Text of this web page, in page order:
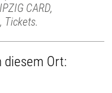
CARD,
Tickets.
diesem Ort: